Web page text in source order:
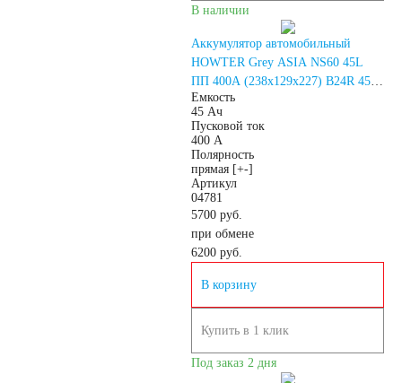
Аккумуляторы 12
Аккумуляторы по стране
В наличии
Аккумулятор автомобильный
HOWTER Grey ASIA NS60 45L
ПП 400A (238х129х227) B24R 45
Ач
Емкость
45 Ач
Пусковой ток
400 А
Полярность
прямая [+-]
Артикул
04781
5700 руб.
при обмене
6200 руб.
В корзину
Купить в 1 клик
Под заказ 2 дня